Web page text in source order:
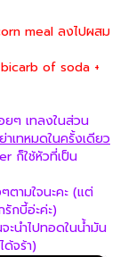
meal ลงไปผสม
of soda +
ๆ เทลงในส่วน
าเทหมดในครั้งเดียว
ก็ใช้หัวที่เป็น
ตามใจนะคะ (แต่
กบี้อ่ะค่ะ)
นำไปทอดในน้ำมัน
จร้า)